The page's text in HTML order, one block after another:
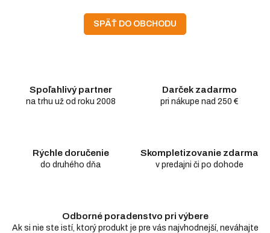
SPÄŤ DO OBCHODU
Spoľahlivý partner
na trhu už od roku 2008
Darček zadarmo
pri nákupe nad 250 €
Rýchle doručenie
do druhého dňa
Skompletizovanie zdarma
v predajni či po dohode
Odborné poradenstvo pri výbere
Ak si nie ste istí, ktorý produkt je pre vás najvhodnejší, neváhajte